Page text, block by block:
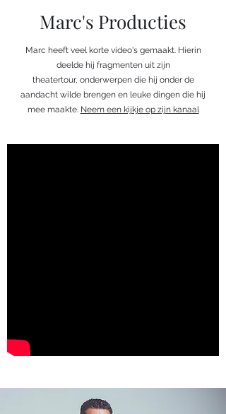
Marc's Producties
Marc heeft veel korte video's gemaakt. Hierin
deelde hij fragmenten uit zijn
theatertour, onderwerpen die hij onder de
aandacht wilde brengen en leuke dingen die hij
mee maakte. Neem een kijkje op zijn kanaal